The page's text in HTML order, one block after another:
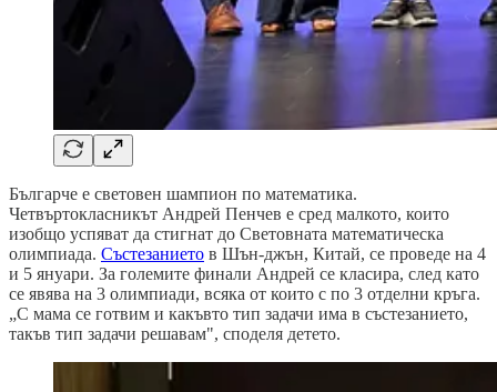
Българче е световен шампион по математика.
Четвъртокласникът Андрей Пенчев е сред малкото, които
изобщо успяват да стигнат до Световната математическа
олимпиада. Състезанието в Шън-джън, Китай, се проведе на 4
и 5 януари. За големите финали Андрей се класира, след като
се явява на 3 олимпиади, всяка от които с по 3 отделни кръга.
„С мама се готвим и какъвто тип задачи има в състезанието,
такъв тип задачи решавам", споделя детето.